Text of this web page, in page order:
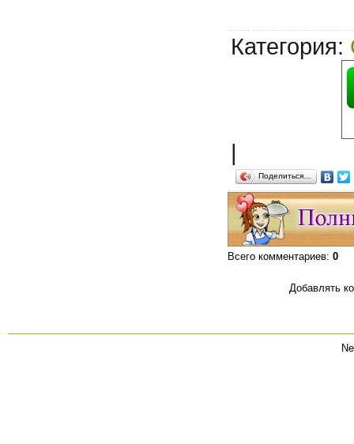
Категория:
|
Поделиться…
Всего комментариев: 0
Добавлять